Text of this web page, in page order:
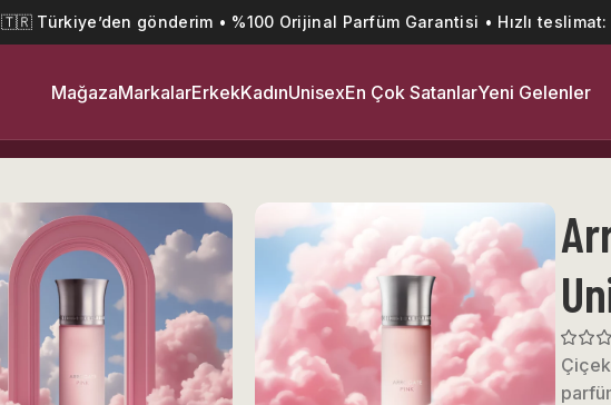
🇹🇷 Türkiye’den gönderim • %100 Orijinal Parfüm Garantisi • Hızlı
MağazaMarkalarErkekKadınUnisexEn Çok SatanlarYeni Gelenler